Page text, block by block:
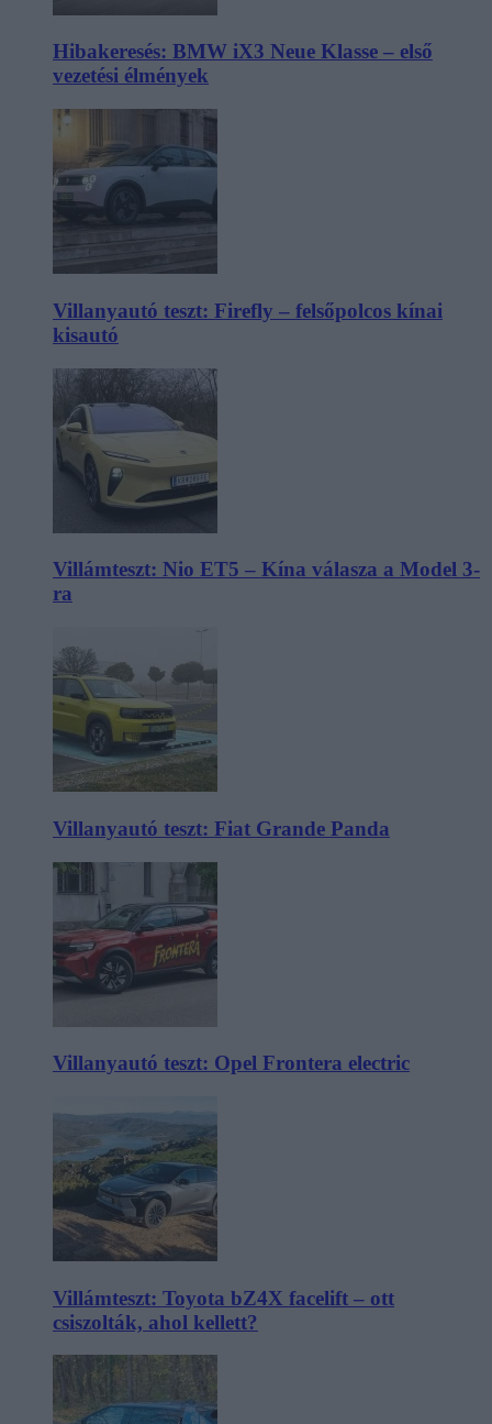
Hibakeresés: BMW iX3 Neue Klasse – első
vezetési élmények
Villanyautó teszt: Firefly – felsőpolcos kínai
kisautó
Villámteszt: Nio ET5 – Kína válasza a Model 3-
ra
Villanyautó teszt: Fiat Grande Panda
Villanyautó teszt: Opel Frontera electric
Villámteszt: Toyota bZ4X facelift – ott
csiszolták, ahol kellett?